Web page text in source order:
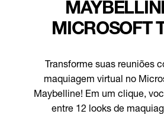
MICROSOFT
Transforme suas reuniões
maquiagem virtual no
Maybelline! Em um clique,
entre 12 looks de